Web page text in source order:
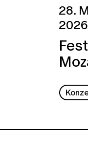
28.